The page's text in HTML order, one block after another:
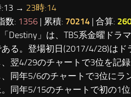
:13 → 23時:14
数: 1356 | 累積: 70214 | 合算:
Destiny」は、TBS系金曜ドラ
ある。登場初日(2017/4/28)は
、翌4/29のチャートで3位を記
、同年5/6のチャートで3位に
同年5/15のチャートで初の1